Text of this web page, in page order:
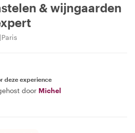
& wijngaarden
Paris
deze experience
door Michel